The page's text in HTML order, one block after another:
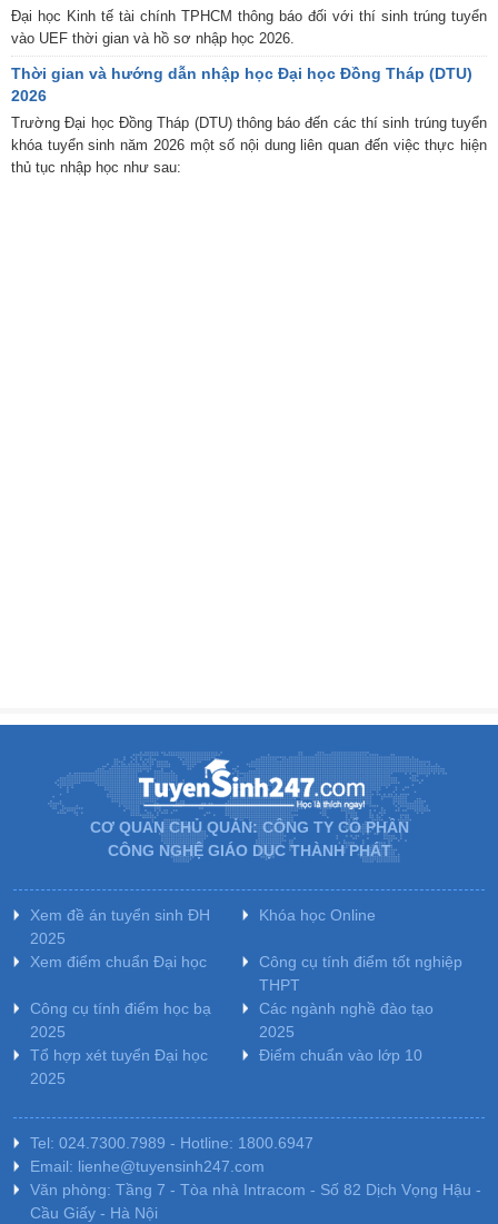
Đại học Kinh tế tài chính TPHCM thông báo đối với thí sinh trúng tuyển
vào UEF thời gian và hồ sơ nhập học 2026.
Thời gian và hướng dẫn nhập học Đại học Đồng Tháp (DTU)
2026
Trường Đại học Đồng Tháp (DTU) thông báo đến các thí sinh trúng tuyển
khóa tuyển sinh năm 2026 một số nội dung liên quan đến việc thực hiện
thủ tục nhập học như sau:
CƠ QUAN CHỦ QUẢN: CÔNG TY CỔ PHẦN
CÔNG NGHỆ GIÁO DỤC THÀNH PHÁT
Xem đề án tuyển sinh ĐH
2025
Khóa học Online
Xem điểm chuẩn Đại học
Công cụ tính điểm tốt nghiệp
THPT
Công cụ tính điểm học bạ
2025
Các ngành nghề đào tạo
2025
Tổ hợp xét tuyển Đại học
2025
Điểm chuẩn vào lớp 10
Tel: 024.7300.7989 - Hotline: 1800.6947
Email: lienhe@tuyensinh247.com
Văn phòng: Tầng 7 - Tòa nhà Intracom - Số 82 Dịch Vọng Hậu -
Cầu Giấy - Hà Nội